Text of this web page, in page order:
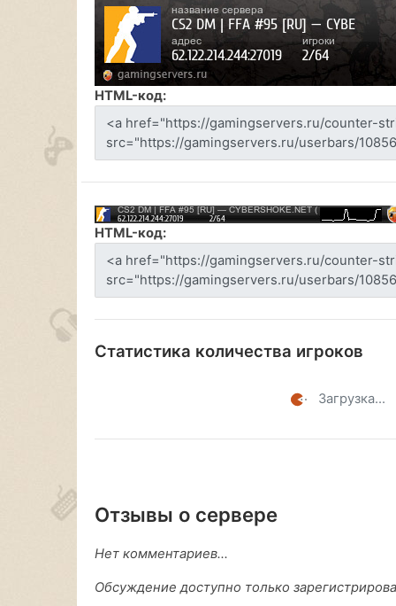
HTML-код:
HTML-код:
Статистика количества игроков
Загрузка...
Отзывы о сервере
Нет комментариев...
Обсуждение доступно только